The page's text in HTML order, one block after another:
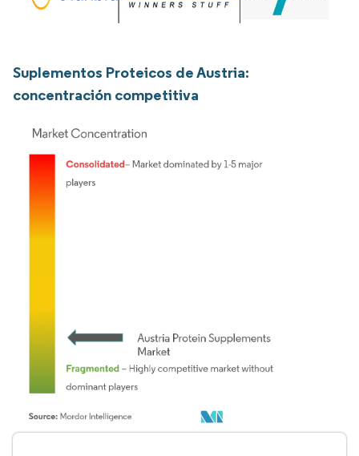
Suplementos Proteicos de Austria:
concentración competitiva